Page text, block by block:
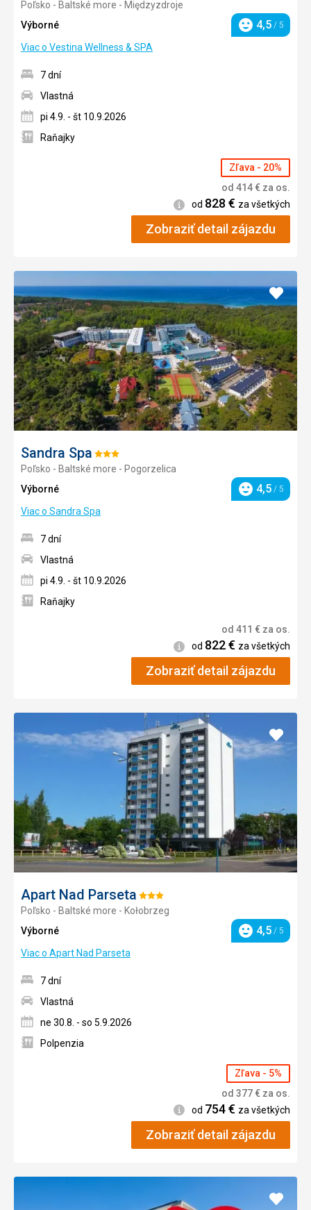
3/5
Poľsko - Baltské more - Międzyzdroje
Výborné
Hodnotenie
4,5 / 5
Viac o Vestina Wellness & SPA
7 dní
Vlastná
pi 4.9. - št 10.9.2026
Raňajky
Zľava - 20%
od 414€ za os.
Informácie
od 828 € za všetkých
Zobraziť detail zájazdu
Sandra Spa Hodnotenie:
3/5
Poľsko - Baltské more - Pogorzelica
Výborné
Hodnotenie
4,5 / 5
Viac o Sandra Spa
Pridať
7 dní
Vlastná
pi 4.9. - št 10.9.2026
Raňajky
od 411 € za os.
Informácie
od 822€ za všetkých
Zobraziť detail zájazdu
Apart Nad Parseta Hodnotenie:
3/5
Poľsko - Baltské more - Kołobrzeg
Výborné
Hodnotenie
4,5 / 5
Viac o Apart Nad Parseta
Pridať
do
7 dní
Vlastná
ne 30.8. - so 5.9.2026
Polpenzia
Zľava - 5%
od 377€ za os.
Informácie
od 754€ za všetkých
Zobraziť detail zájazdu
Pridať